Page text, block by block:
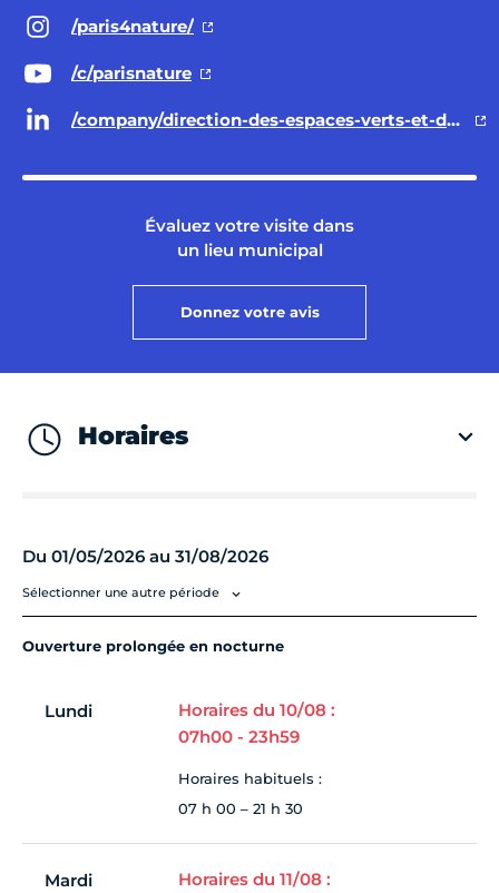
/paris4nature/
/c/parisnature
/company/direction-des-espaces-verts-et-de-l-environnement-ville-de-paris/
Évaluez votre visite dans
un lieu municipal
Donnez votre avis
Horaires
Du 01/05/2026 au 31/08/2026
Sélectionner une autre période
Ouverture prolongée en nocturne
Lundi
Horaires du 10/08 :
07h00 - 23h59
Horaires habituels :
07 h 00 – 21 h 30
Mardi
Horaires du 11/08 :